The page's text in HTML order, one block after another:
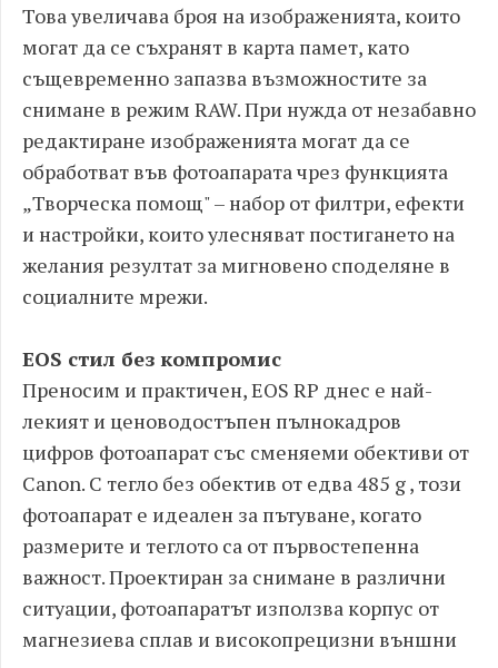
Това увеличава броя на изображенията, които
могат да се съхранят в карта памет, като
същевременно запазва възможностите за
снимане в режим RAW. При нужда от незабавно
редактиране изображенията могат да се
обработват във фотоапарата чрез функцията
„Творческа помощ" – набор от филтри, ефекти
и настройки, които улесняват постигането на
желания резултат за мигновено споделяне в
социалните мрежи.
EOS стил без компромис
Преносим и практичен, EOS RP днес е най-
лекият и ценоводостъпен пълнокадров
цифров фотоапарат със сменяеми обективи от
Canon. С тегло без обектив от едва 485 g , този
фотоапарат е идеален за пътуване, когато
размерите и теглото са от първостепенна
важност. Проектиран за снимане в различни
ситуации, фотоапаратът използва корпус от
магнезиева сплав и високопрецизни външни